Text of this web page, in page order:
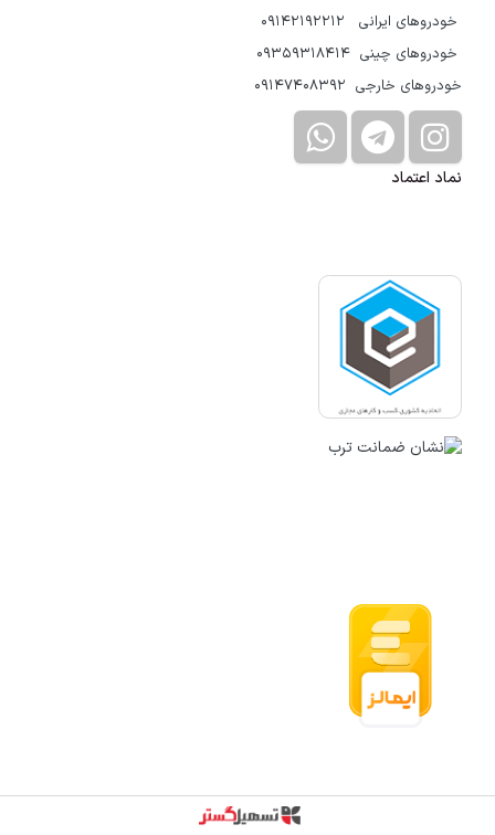
خودروهای ایرانی 09142192212
خودروهای چینی 09359318414
خودروهای خارجی 09147408392
نماد اعتماد